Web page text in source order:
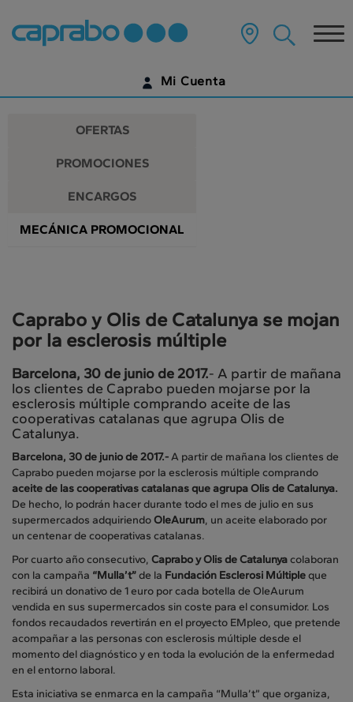
Promociones
y
descuentos
en
nuestros
supermercados
contenido
página
Mi Cuenta
¿AÚN NO TIENES UNA CUENTA DIGITAL?
OFERTAS
PROMOCIONES
ENCARGOS
MECÁNICA PROMOCIONAL
Caprabo y Olis de Catalunya se mojan
por la esclerosis múltiple
Barcelona, 30 de junio de 2017.- A partir de mañana
los clientes de Caprabo pueden mojarse por la
esclerosis múltiple comprando aceite de las
cooperativas catalanas que agrupa Olis de
Catalunya.
Barcelona, 30 de junio de 2017.-A partir de mañana los clientes de
Caprabo pueden mojarse por la esclerosis múltiple comprando
aceite de las cooperativas catalanas que agrupa Olis de Catalunya.
De hecho, lo podrán hacer durante todo el mes de julio en sus
supermercados adquiriendoOleAurum, un aceite elaborado por
un centenar de cooperativas catalanas.
Por cuarto año consecutivo, Caprabo y Olis de Catalunyacolaboran
con la campaña “Mulla’t”de la Fundación Esclerosi Múltipleque
recibirá un donativo de 1 euro por cada botella de OleAurum
vendida en sus supermercados sin coste para el consumidor. Los
fondos recaudados revertirán en el proyecto EMpleo, que pretende
acompañar a las personas con esclerosis múltiple desde el
momento del diagnóstico y en toda la evolución de la enfermedad
en el entorno laboral.
Esta iniciativa se enmarca en la campaña “Mulla’t” que organiza,